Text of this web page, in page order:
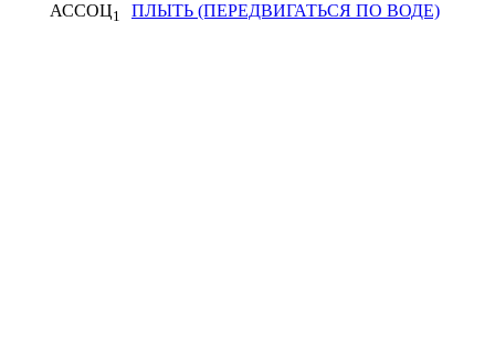
АССОЦ1 ПЛЫТЬ (ПЕРЕДВИГАТЬСЯ ПО ВОДЕ)